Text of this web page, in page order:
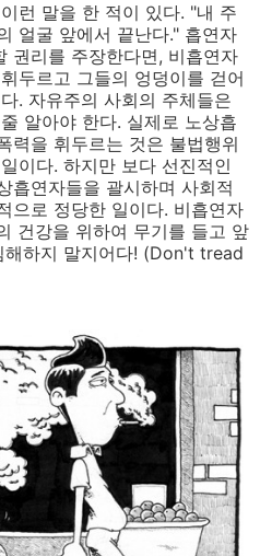
런 말을 한 적이 있다. "내 주
얼굴 앞에서 끝난다." 흡연자
권리를 주장한다면, 비흡연자
두르고 그들의 엉덩이를 걷어
. 자유주의 사회의 주체들은
알아야 한다. 실제로 노상흡
력을 휘두르는 것은 불법행위
이다. 하지만 보다 선진적인
흡연자들을 괄시하며 사회적
으로 정당한 일이다. 비흡연자
건강을 위하여 무기를 들고 앞
해하지 말지어다! (Don't tread